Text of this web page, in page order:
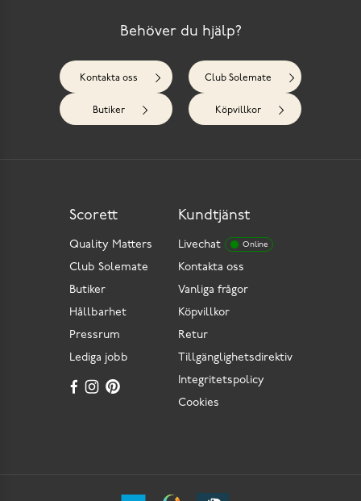
Behöver du hjälp?
Kontakta oss Club Solemate
Butiker Köpvillkor
Kundtjänst
Livechat Online
Kontakta oss
Vanliga frågor
Köpvillkor
Retur
Tillgänglighetsdirektiv
Integritetspolicy
Cookies
Scorett
Quality Matters
Club Solemate
Butiker
Hållbarhet
Pressrum
Lediga jobb